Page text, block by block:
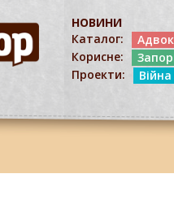
НОВИНИ
Каталог:
Корисне:
Проекти:
Війна